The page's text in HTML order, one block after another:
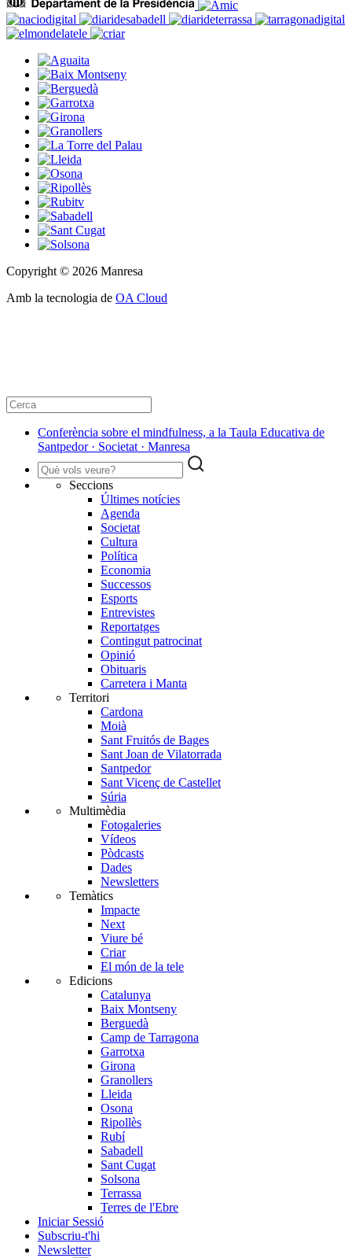
Copyright © 2026 Manresa
Amb la tecnologia de OA Cloud
Conferència sobre el mindfulness, a la Taula Educativa de
Santpedor · Societat · Manresa
Seccions
Últimes notícies
Agenda
Societat
Cultura
Política
Economia
Successos
Esports
Entrevistes
Reportatges
Contingut patrocinat
Opinió
Obituaris
Carretera i Manta
Territori
Cardona
Moià
Sant Fruitós de Bages
Sant Joan de Vilatorrada
Santpedor
Sant Vicenç de Castellet
Súria
Multimèdia
Fotogaleries
Vídeos
Pòdcasts
Dades
Newsletters
Temàtics
Impacte
Next
Viure bé
Criar
El món de la tele
Edicions
Catalunya
Baix Montseny
Berguedà
Camp de Tarragona
Garrotxa
Girona
Granollers
Lleida
Osona
Ripollès
Rubí
Sabadell
Sant Cugat
Solsona
Terrassa
Terres de l'Ebre
Iniciar Sessió
Subscriu-t'hi
Newsletter